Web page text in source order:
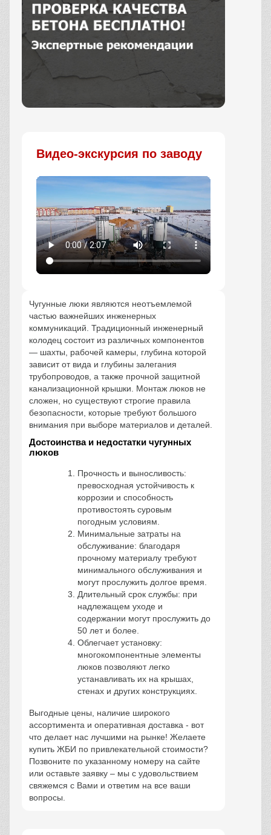
Видео-экскурсия по заводу
Чугунные люки являются неотъемлемой
частью важнейших инженерных
коммуникаций. Традиционный инженерный
колодец состоит из различных компонентов
— шахты, рабочей камеры, глубина которой
зависит от вида и глубины залегания
трубопроводов, а также прочной защитной
канализационной крышки. Монтаж люков не
сложен, но существуют строгие правила
безопасности, которые требуют большого
внимания при выборе материалов и деталей.
Достоинства и недостатки чугунных
люков
Прочность и выносливость:
превосходная устойчивость к
коррозии и способность
противостоять суровым
погодным условиям.
Минимальные затраты на
обслуживание: благодаря
прочному материалу требуют
минимального обслуживания и
могут прослужить долгое время.
Длительный срок службы: при
надлежащем уходе и
содержании могут прослужить до
50 лет и более.
Облегчает установку:
многокомпонентные элементы
люков позволяют легко
устанавливать их на крышах,
стенах и других конструкциях.
Выгодные цены, наличие широкого
ассортимента и оперативная доставка - вот
что делает нас лучшими на рынке! Желаете
купить ЖБИ по привлекательной стоимости?
Позвоните по указанному номеру на сайте
или оставьте заявку – мы с удовольствием
свяжемся с Вами и ответим на все ваши
вопросы.